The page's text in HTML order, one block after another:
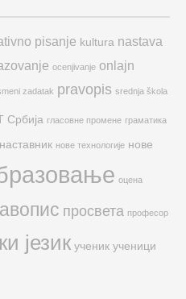
pisanje kultura nastava
ocenjivanje onlajn
zadatak pravopis srednja škola
Србија гласовне промене граматика
наставник нове технологије нове
оцена
просвета професор
језик ученик ученици